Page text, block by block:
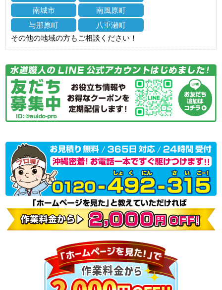
南城市
南風原町
与那原町
八重瀬町
その他の地域の方もご相談ください！